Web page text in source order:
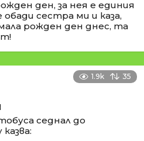
ден, за нея е единия
сестра ми и каза,
рожден ден днес, та
1.9k 35
седнал до